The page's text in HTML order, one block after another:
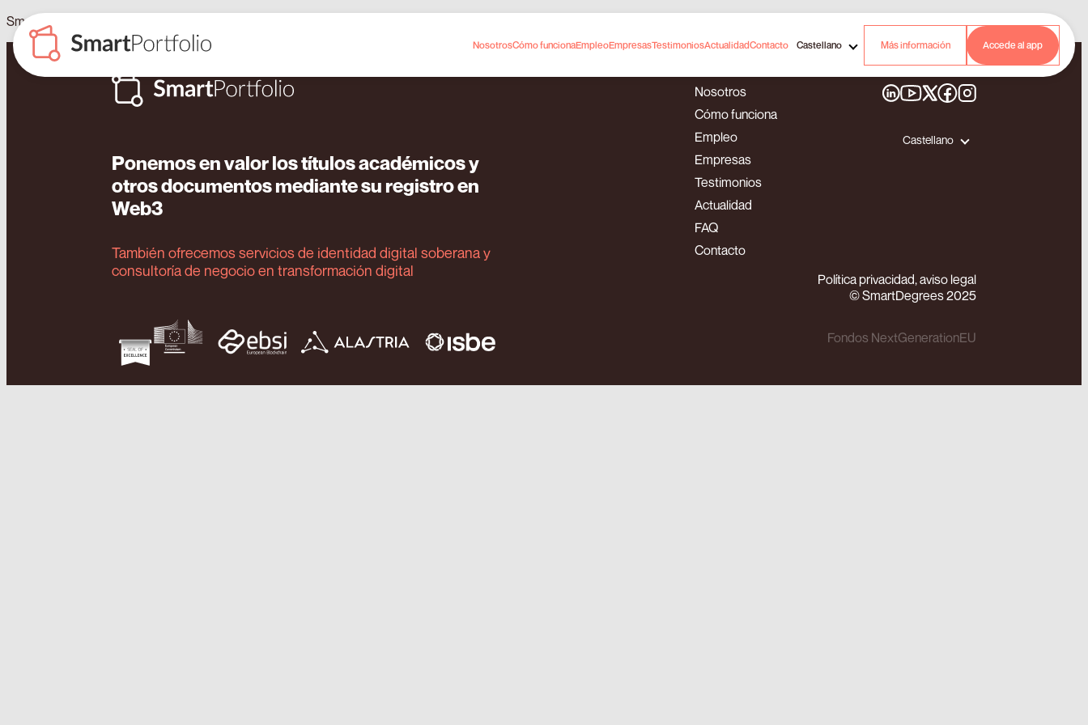
NosotrosCómo funcionaEmpleoEmpresasTestimoniosActualidadContacto Castellano Más información Accede al app
SmartPortfolio amplía a ISBE el registro de documentos
Ponemos en valor los títulos académicos y
otros documentos mediante su registro en
Web3
También ofrecemos servicios de identidad digital soberana y
consultoría de negocio en transformación digital
Nosotros
Cómo funciona
Empleo
Empresas
Testimonios
Actualidad
FAQ
Contacto
Castellano
Política privacidad, aviso legal
© SmartDegrees 2025
Fondos NextGenerationEU